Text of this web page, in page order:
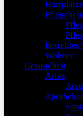
Hortplätze
Betreutes
Wohnen
Gesundheit
Ärtze